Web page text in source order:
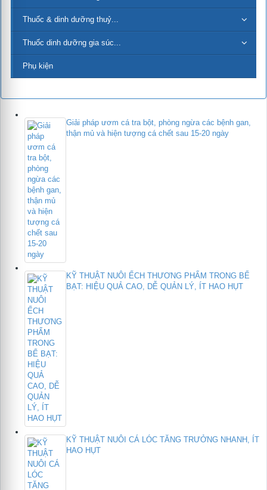
Thuốc & dinh dưỡng thuỷ...
Thuốc dinh dưỡng gia súc...
Phụ kiện
Giải pháp ươm cá tra bột, phòng ngừa các bệnh gan,
thận mủ và hiện tượng cá chết sau 15-20 ngày
KỸ THUẬT NUÔI ẾCH THƯƠNG PHẨM TRONG BỂ
BẠT: HIỆU QUẢ CAO, DỄ QUẢN LÝ, ÍT HAO HỤT
KỸ THUẬT NUÔI CÁ LÓC TĂNG TRƯỞNG NHANH, ÍT
HAO HỤT